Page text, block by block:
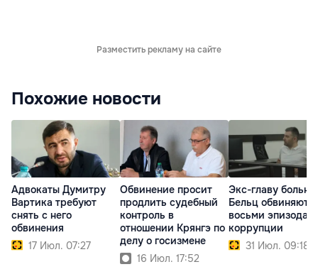
Разместить рекламу на сайте
Похожие новости
Адвокаты Думитру
Вартика требуют
снять с него
обвинения
17 Июл. 07:27
Обвинение просит
продлить судебный
контроль в
отношении Крянгэ по
делу о госизмене
16 Июл. 17:52
Экс-главу
Бельц обвиняют в
восьми эпизодах
коррупции
31 Июл. 09:18